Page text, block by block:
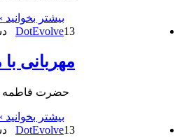
بیشتر بخوانید
DotEvolve13 دسامبر 2022
مهربانی
حضرت فاطمه
بیشتر بخوانید
DotEvolve13 دسامبر 2022